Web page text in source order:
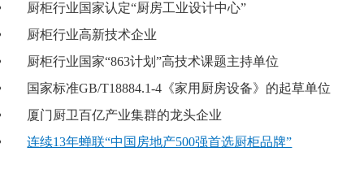
厨柜行业国家认定“厨房工业设计中心”
厨柜行业高新技术企业
厨柜行业国家“863计划”高技术课题主持单位
国家标准GB/T18884.1-4《家用厨房设备》的起草单位
厦门厨卫百亿产业集群的龙头企业
连续13年蝉联“中国房地产500强首选厨柜品牌”